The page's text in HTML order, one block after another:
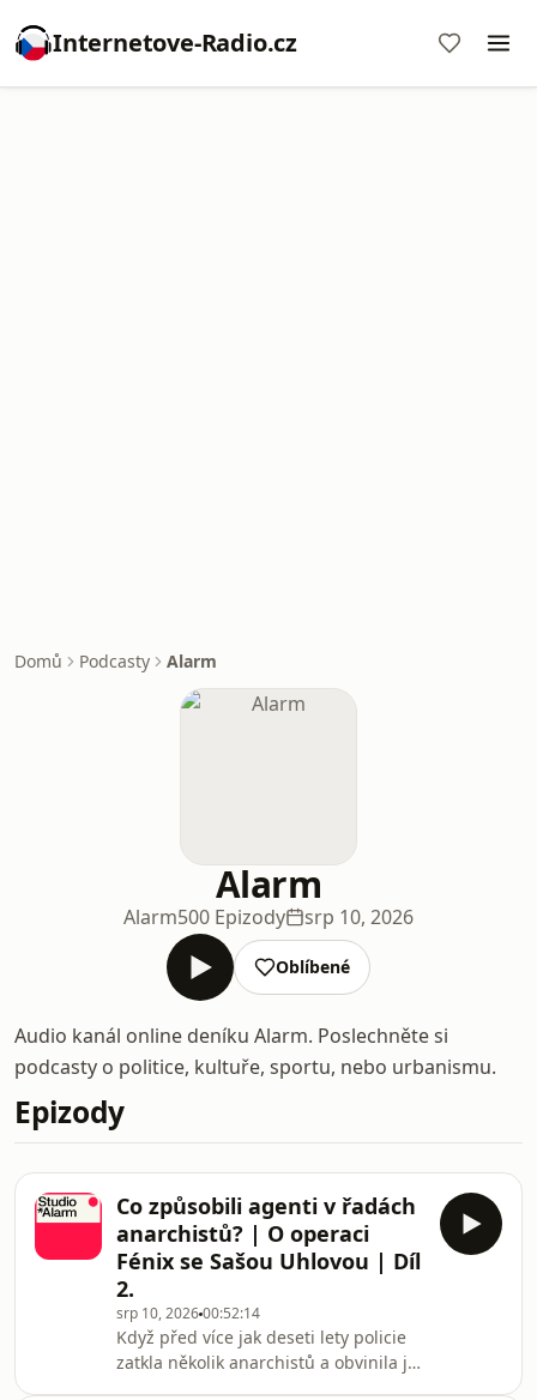
Internetove-Radio.cz
Domů Podcasty Alarm
Alarm
Alarm500 Epizody srp 10, 2026
Oblíbené
Audio kanál online deníku Alarm. Poslechněte si
podcasty o politice, kultuře, sportu, nebo urbanismu.
Epizody
Co způsobili agenti v řadách
anarchistů? | O operaci
Fénix se Sašou Uhlovou | Díl
2.
srp 10, 202600:52:14
Když před více jak deseti lety policie
zatkla několik anarchistů a obvinila je